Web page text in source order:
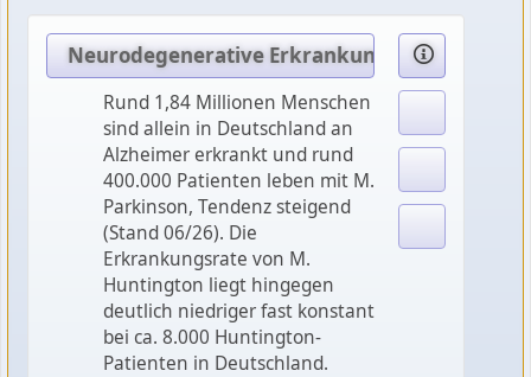
Neurodegenerative Erkrankungen erarbeiten
Rund 1,84 Millionen Menschen
sind allein in Deutschland an
Alzheimer erkrankt und rund
400.000 Patienten leben mit M.
Parkinson, Tendenz steigend
(Stand 06/26). Die
Erkrankungsrate von M.
Huntington liegt hingegen
deutlich niedriger fast konstant
bei ca. 8.000 Huntington-
Patienten in Deutschland.